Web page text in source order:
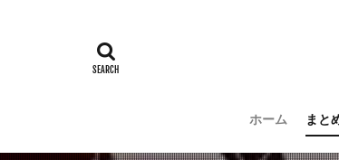
ホーム まと